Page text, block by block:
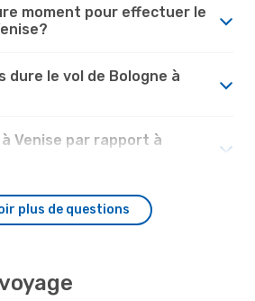
moment pour effectuer le
dure le vol de Bologne à
Venise par rapport à
plus de questions